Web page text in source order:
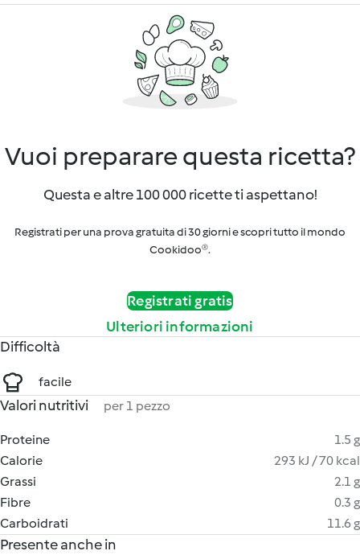
Vuoi preparare questa ricetta?
Questa e altre 100 000 ricette ti aspettano!
Registrati per una prova gratuita di 30 giorni e scopri tutto il mondo
Cookidoo®.
Registrati gratis
Ulteriori informazioni
Difficoltà
facile
Valori nutritivi per 1 pezzo
Proteine
1.5 g
Calorie
293 kJ / 70 kcal
Grassi
2.1 g
Fibre
0.3 g
Carboidrati
11.6 g
Presente anche in